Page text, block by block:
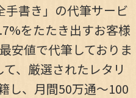
書き」の代筆サービ
をたたき出すお客様
安値で代筆しておりま
、厳選されたレタリ
し、月間50万通～100